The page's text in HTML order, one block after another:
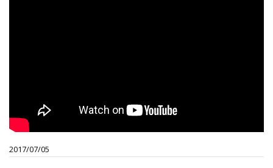
2017/07/05